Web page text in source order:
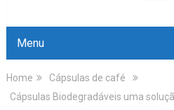
Menu
Home
Cápsulas de café
Cápsulas Biodegradáveis uma